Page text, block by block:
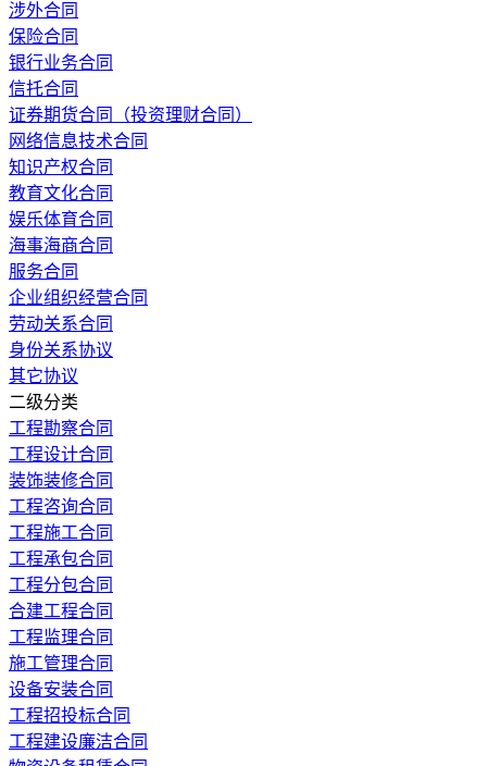
涉外合同
保险合同
银行业务合同
信托合同
证券期货合同（投资理财合同）
网络信息技术合同
知识产权合同
教育文化合同
娱乐体育合同
海事海商合同
服务合同
企业组织经营合同
劳动关系合同
身份关系协议
其它协议
二级分类
工程勘察合同
工程设计合同
装饰装修合同
工程咨询合同
工程施工合同
工程承包合同
工程分包合同
合建工程合同
工程监理合同
施工管理合同
设备安装合同
工程招投标合同
工程建设廉洁合同